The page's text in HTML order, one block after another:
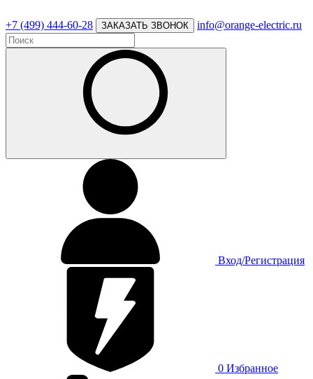
+7 (499) 444-60-28 ЗАКАЗАТЬ ЗВОНОК info@orange-electric.ru
Вход/Регистрация
0 Избранное